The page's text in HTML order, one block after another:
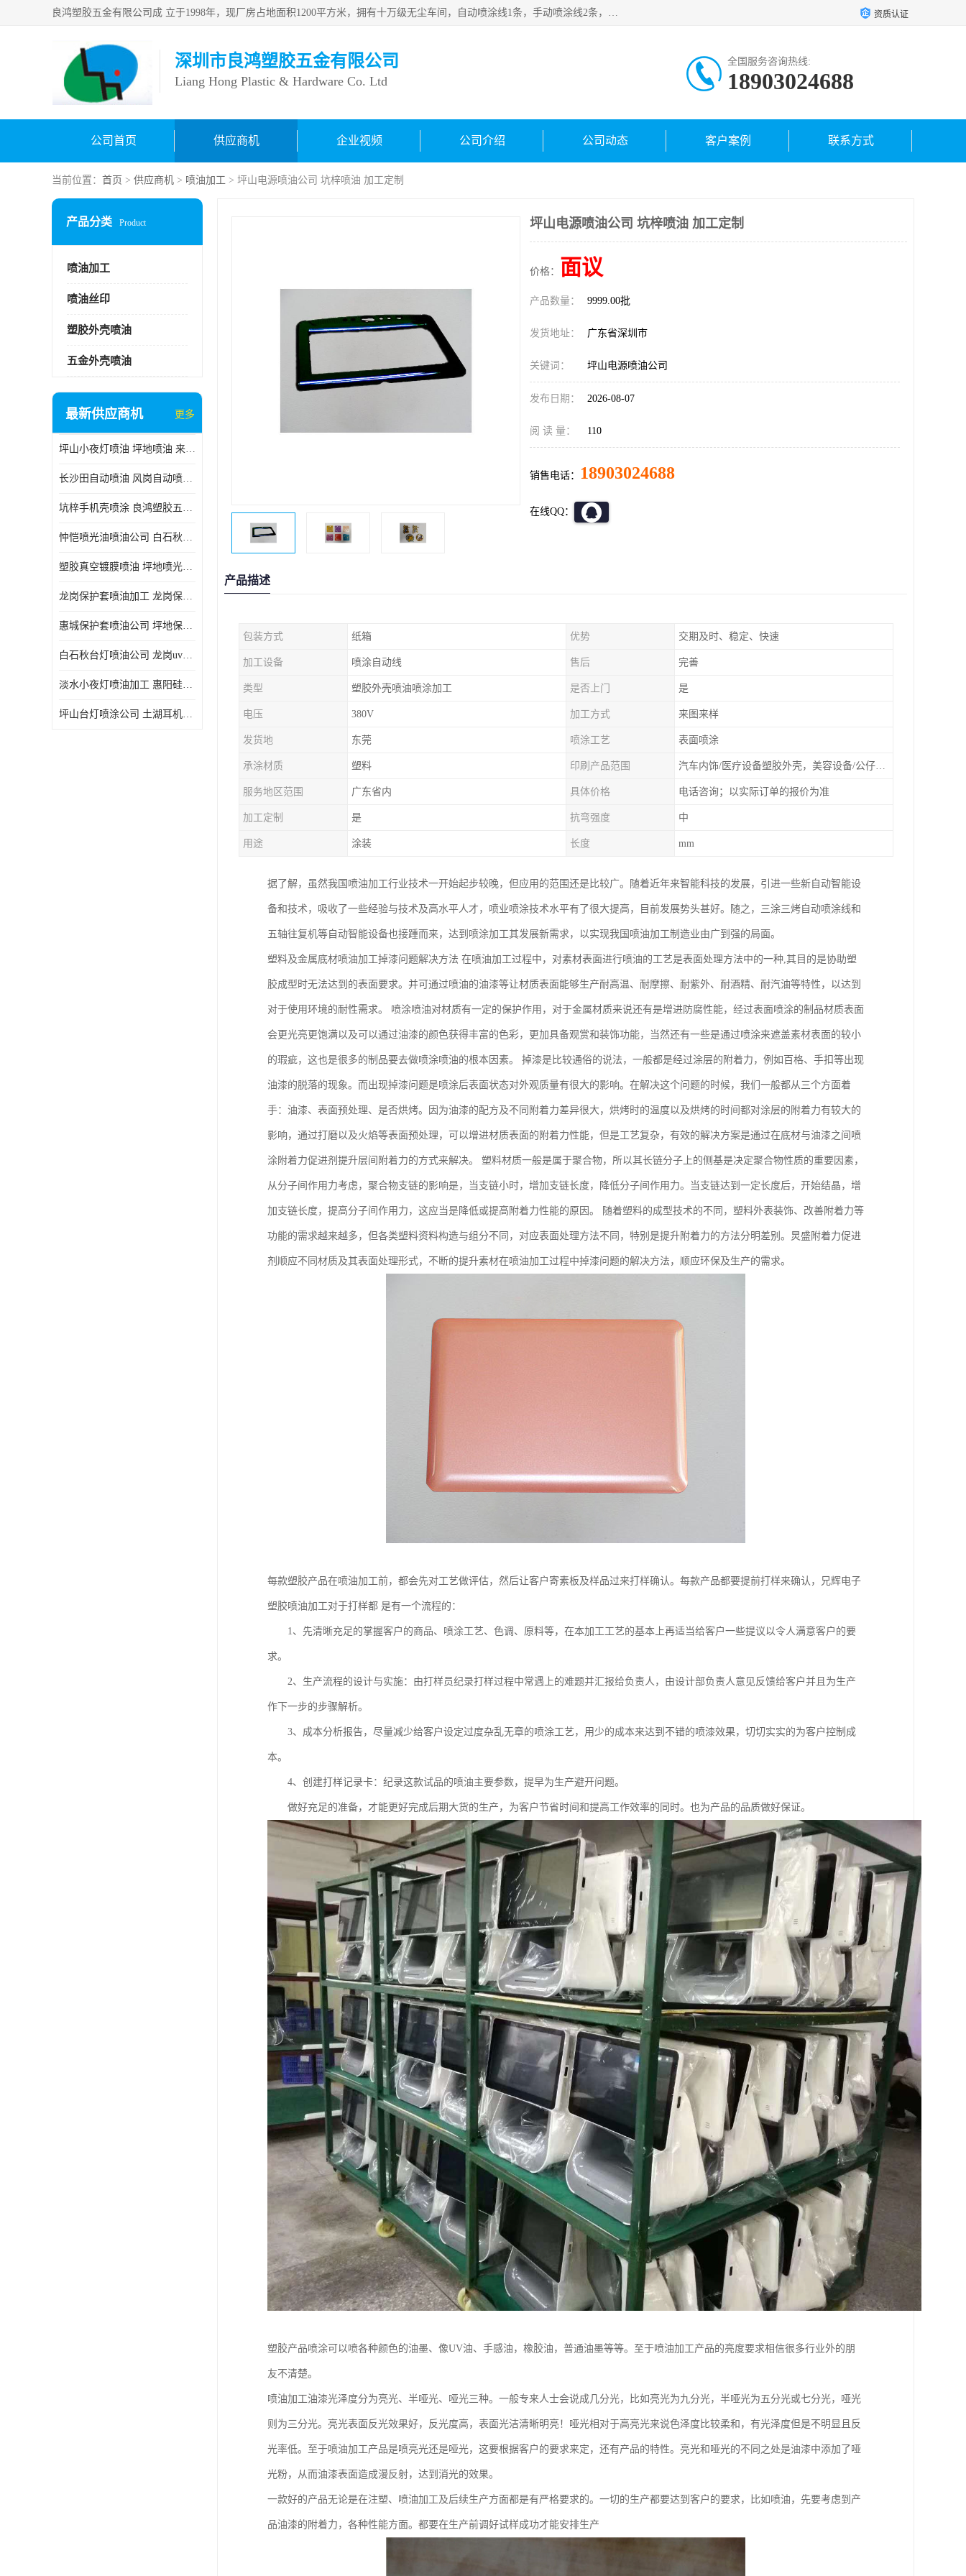
良鸿塑胶五金有限公司成 立于1998年，现厂房占地面积1200平方米，拥有十万级无尘车间，自动喷涂线1条，手动喷涂线2条，丝印移印滚印烫印拉线1条，本公司自建厂以来一直 以“顾客、品质、服务三个第一”为原则，从来货到处理、喷漆、烘烤、品检、包装等每一道工序都严格把持质量关，竭诚为广大朋友、客户服务。现如今已深得广 大客户信赖。 资质认证
深圳市良鸿塑胶五金有限公司
Liang Hong Plastic & Hardware Co. Ltd
全国服务咨询热线:
18903024688
公司首页 供应商机 企业视频 公司介绍 公司动态 客户案例 联系方式
当前位置： 首页 > 供应商机 > 喷油加工 > 坪山电源喷油公司 坑梓喷油 加工定制
产品分类 Product
喷油加工
喷油丝印
塑胶外壳喷油
五金外壳喷油
最新供应商机 更多
坪山小夜灯喷油 坪地喷油 来样订做
长沙田自动喷油 风岗自动喷涂 良鸿塑胶五金
坑梓手机壳喷涂 良鸿塑胶五金 坪地小夜灯喷涂公司
忡恺喷光油喷油公司 白石秋蓝牙喷涂
塑胶真空镀膜喷油 坪地喷光油喷油
龙岗保护套喷油加工 龙岗保护套喷油
惠城保护套喷油公司 坪地保护套喷油 良鸿塑胶五金
白石秋台灯喷油公司 龙岗uv喷油 良鸿塑胶五金
淡水小夜灯喷油加工 惠阳硅胶喷油 良鸿塑胶五金
坪山台灯喷涂公司 土湖耳机喷涂 加工定制
坪山电源喷油公司 坑梓喷油 加工定制
价格： 面议
产品数量： 9999.00批
发货地址： 广东省深圳市
关键词： 坪山电源喷油公司
发布日期： 2026-08-07
阅 读 量： 110
销售电话： 18903024688
在线QQ：
产品描述
包装方式 纸箱 优势 交期及时、稳定、快速
加工设备 喷涂自动线 售后 完善
类型 塑胶外壳喷油喷涂加工 是否上门 是
电压 380V 加工方式 来图来样
发货地 东莞 喷涂工艺 表面喷涂
承涂材质 塑料 印刷产品范围 汽车内饰/医疗设备塑胶外壳，美容设备/公仔动漫
服务地区范围 广东省内 具体价格 电话咨询；以实际订单的报价为准
加工定制 是 抗弯强度 中
用途 涂装 长度 mm
据了解，虽然我国喷油加工行业技术一开始起步较晚，但应用的范围还是比较广。随着近年来智能科技的发展，引进一些新自动智能设
备和技术，吸收了一些经验与技术及高水平人才，喷业喷涂技术水平有了很大提高，目前发展势头甚好。随之，三涂三烤自动喷涂线和
五轴往复机等自动智能设备也接踵而来，达到喷涂加工其发展新需求，以实现我国喷油加工制造业由广到强的局面。
塑料及金属底材喷油加工掉漆问题解决方法 在喷油加工过程中，对素材表面进行喷油的工艺是表面处理方法中的一种,其目的是协助塑
胶成型时无法达到的表面要求。并可通过喷油的油漆等让材质表面能够生产耐高温、耐摩擦、耐紫外、耐酒精、耐汽油等特性，以达到
对于使用环境的耐性需求。 喷涂喷油对材质有一定的保护作用，对于金属材质来说还有是增进防腐性能，经过表面喷涂的制品材质表面
会更光亮更饱满以及可以通过油漆的颜色获得丰富的色彩，更加具备观赏和装饰功能，当然还有一些是通过喷涂来遮盖素材表面的较小
的瑕疵，这也是很多的制品要去做喷涂喷油的根本因素。 掉漆是比较通俗的说法，一般都是经过涂层的附着力，例如百格、手扣等出现
油漆的脱落的现象。而出现掉漆问题是喷涂后表面状态对外观质量有很大的影响。在解决这个问题的时候，我们一般都从三个方面着
手：油漆、表面预处理、是否烘烤。因为油漆的配方及不同附着力差异很大，烘烤时的温度以及烘烤的时间都对涂层的附着力有较大的
影响，通过打磨以及火焰等表面预处理，可以增进材质表面的附着力性能，但是工艺复杂，有效的解决方案是通过在底材与油漆之间喷
涂附着力促进剂提升层间附着力的方式来解决。 塑料材质一般是属于聚合物，所以其长链分子上的侧基是决定聚合物性质的重要因素，
从分子间作用力考虑，聚合物支链的影响是，当支链小时，增加支链长度，降低分子间作用力。当支链达到一定长度后，开始结晶，增
加支链长度，提高分子间作用力，这应当是降低或提高附着力性能的原因。 随着塑料的成型技术的不同，塑料外表装饰、改善附着力等
功能的需求越来越多，但各类塑料资料构造与组分不同，对应表面处理方法不同，特别是提升附着力的方法分明差别。炅盛附着力促进
剂顺应不同材质及其表面处理形式，不断的提升素材在喷油加工过程中掉漆问题的解决方法，顺应环保及生产的需求。
每款塑胶产品在喷油加工前，都会先对工艺做评估，然后让客户寄素板及样品过来打样确认。每款产品都要提前打样来确认，兄辉电子
塑胶喷油加工对于打样都 是有一个流程的：
1、先清晰充足的掌握客户的商品、喷涂工艺、色调、原料等，在本加工工艺的基本上再适当给客户一些提议以令人满意客户的要
求。
2、生产流程的设计与实施：由打样员纪录打样过程中常遇上的难题并汇报给负责人，由设计部负责人意见反馈给客户并且为生产
作下一步的步骤解析。
3、成本分析报告，尽量减少给客户设定过度杂乱无章的喷涂工艺，用少的成本来达到不错的喷漆效果，切切实实的为客户控制成
本。
4、创建打样记录卡：纪录这款试品的喷油主要参数，提早为生产避开问题。
做好充足的准备，才能更好完成后期大货的生产，为客户节省时间和提高工作效率的同时。也为产品的品质做好保证。
塑胶产品喷涂可以喷各种颜色的油墨、像UV油、手感油，橡胶油，普通油墨等等。至于喷油加工产品的亮度要求相信很多行业外的朋
友不清楚。
喷油加工油漆光泽度分为亮光、半哑光、哑光三种。一般专来人士会说成几分光，比如亮光为九分光，半哑光为五分光或七分光，哑光
则为三分光。亮光表面反光效果好，反光度高，表面光洁清晰明亮！哑光相对于高亮光来说色泽度比较柔和，有光泽度但是不明显且反
光率低。至于喷油加工产品是喷亮光还是哑光，这要根据客户的要求来定，还有产品的特性。亮光和哑光的不同之处是油漆中添加了哑
光粉，从而油漆表面造成漫反射，达到消光的效果。
一款好的产品无论是在注塑、喷油加工及后续生产方面都是有严格要求的。一切的生产都要达到客户的要求，比如喷油，先要考虑到产
品油漆的附着力，各种性能方面。都要在生产前调好试样成功才能安排生产